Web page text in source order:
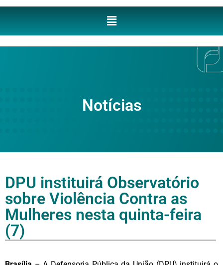
Notícias
DPU instituirá Observatório
sobre Violência Contra as
Mulheres nesta quinta-feira
(7)